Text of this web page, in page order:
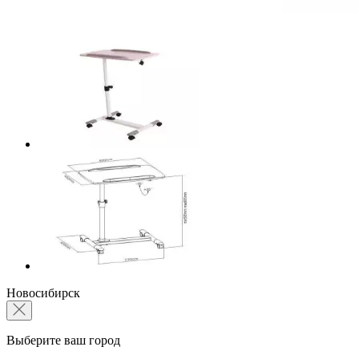
Новосибирск
Выберите ваш город